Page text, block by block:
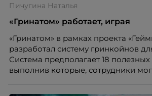
Пичугина Наталья
«Гринатом» работает, играя
«Гринатом» в рамках проекта
разработал систему гринкойнов
Система предполагает 18 полезных
выполнив которые, сотрудники